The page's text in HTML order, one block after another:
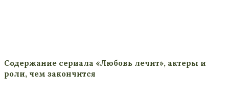
Содержание сериала «Любовь лечит», актеры и
роли, чем закончится